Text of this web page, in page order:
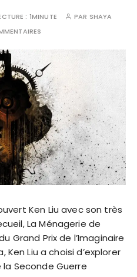
: 1MINUTE PAR SHAYA
Ken Liu avec son très
La Ménagerie de
Grand Prix de l’Imaginaire
Ken Liu a choisi d’explorer
Seconde Guerre